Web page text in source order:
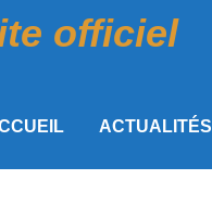
officiel
ACTUALITÉS